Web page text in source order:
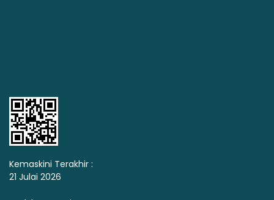
Kemaskini Terakhir :
21 Julai 2026